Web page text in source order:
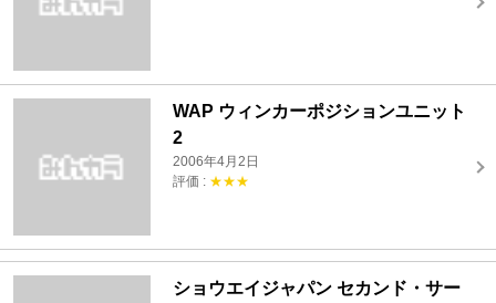
WAP ウィンカーポジションユニット
2
2006年4月2日
評価 : ★★★
ショウエイジャパン セカンド・サー